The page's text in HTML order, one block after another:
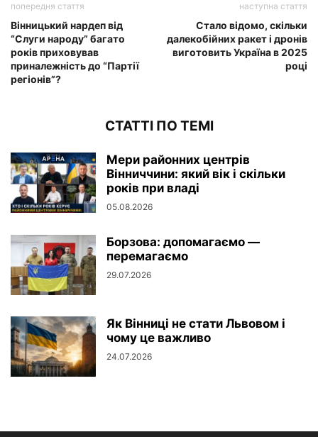
попередня стаття
Вінницький нардеп від
“Слуги народу” багато
років приховував
приналежність до “Партії
регіонів”?
наступна стаття
Стало відомо, скільки
далекобійних ракет і дронів
виготовить Україна в 2025
році
СТАТТІ ПО ТЕМІ
Мери районних центрів
Вінниччини: який вік і скільки
років при владі
05.08.2026
Борзова: допомагаємо —
перемагаємо
29.07.2026
Як Вінниці не стати Львовом і
чому це важливо
24.07.2026